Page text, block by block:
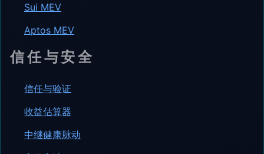
Sui MEV
Aptos MEV
信任与安全
信任与验证
收益估算器
中继健康脉动